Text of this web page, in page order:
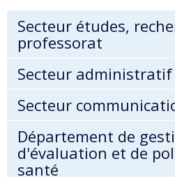
Secteur études,
professorat
Secteur administratif
Secteur
Département de
d'évaluation et de
santé